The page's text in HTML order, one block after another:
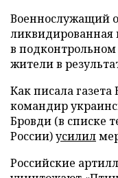
Военнослужащий
ликвидированная
в
жители в
Как писала
командир
Бровди (в списке
России)усилил
Российские